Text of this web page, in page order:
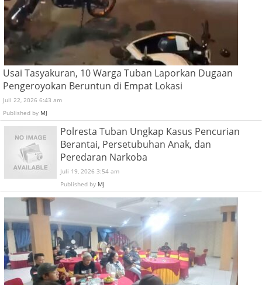
Usai Tasyakuran, 10 Warga Tuban Laporkan Dugaan
Pengeroyokan Beruntun di Empat Lokasi
Juli 22, 2026 6:43 am
Published by MJ
Polresta Tuban Ungkap Kasus Pencurian
Berantai, Persetubuhan Anak, dan
Peredaran Narkoba
Juli 19, 2026 3:54 am
Published by MJ